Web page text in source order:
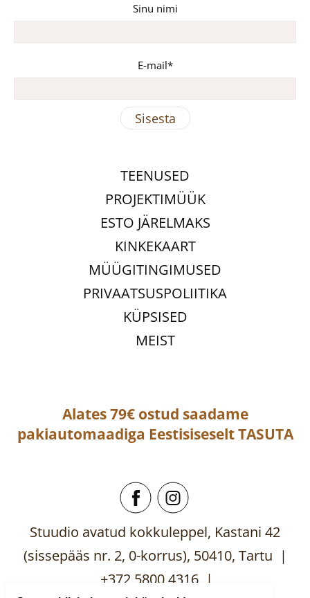
Sinu nimi
E-mail
TEENUSED
PROJEKTIMÜÜK
ESTO JÄRELMAKS
KINKEKAART
MÜÜGITINGIMUSED
PRIVAATSUSPOLIITIKA
KÜPSISED
MEIST
Alates 79€ ostud saadame
pakiautomaadiga EestisiseseltTASUTA
Stuudio avatud kokkuleppel, Kastani 42
(sissepääs nr. 2, 0-korrus), 50410, Tartu |
+372 5800 4316 |